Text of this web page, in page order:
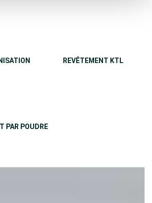
REVÊTEMENT KTL
PAR POUDRE